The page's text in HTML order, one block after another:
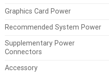
Graphics Card Power
Recommended System Power
Supplementary Power
Connectors
Accessory